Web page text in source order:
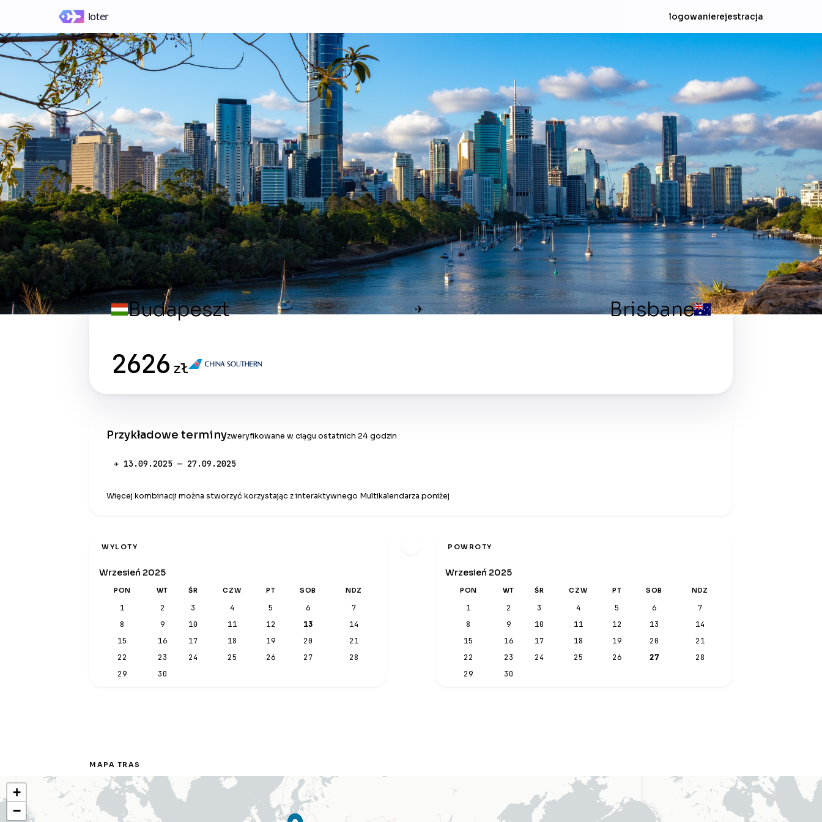
logowanierejestracja
Budapeszt ✈ Brisbane
2626 zł
Przykładowe terminyzweryfikowane w ciągu ostatnich 24 godzin
✈ 13.09.2025 — 27.09.2025
Więcej kombinacji można stworzyć korzystając z interaktywnego Multikalendarza poniżej
WYLOTY
Wrzesień 2025
PON WT ŚR CZW PT SOB NDZ
1 2 3 4 5 6
7
8
9 10 11 12 13
14
15
16 17 18 19 20
21
22
23 24 25 26 27
28
29
30
POWROTY
Wrzesień 2025
PON WT ŚR CZW PT SOB NDZ
1 2 3 4 5 6
7
8
9 10 11 12 13
14
15
16 17 18 19 20
21
22
23 24 25 26 27
28
29
30
MAPA TRAS
+
−